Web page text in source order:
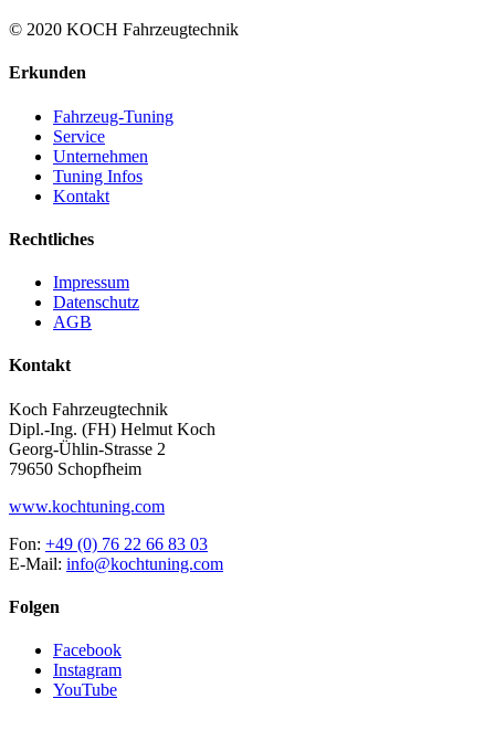
© 2020 KOCH Fahrzeugtechnik
Erkunden
Fahrzeug-Tuning
Service
Unternehmen
Tuning Infos
Kontakt
Rechtliches
Impressum
Datenschutz
AGB
Kontakt
Koch Fahrzeugtechnik
Dipl.-Ing. (FH) Helmut Koch
Georg-Ühlin-Strasse 2
79650 Schopfheim
www.kochtuning.com
Fon: +49 (0) 76 22 66 83 03
E-Mail: info@kochtuning.com
Folgen
Facebook
Instagram
YouTube